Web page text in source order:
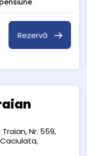
Rezervă
Nr. 559,